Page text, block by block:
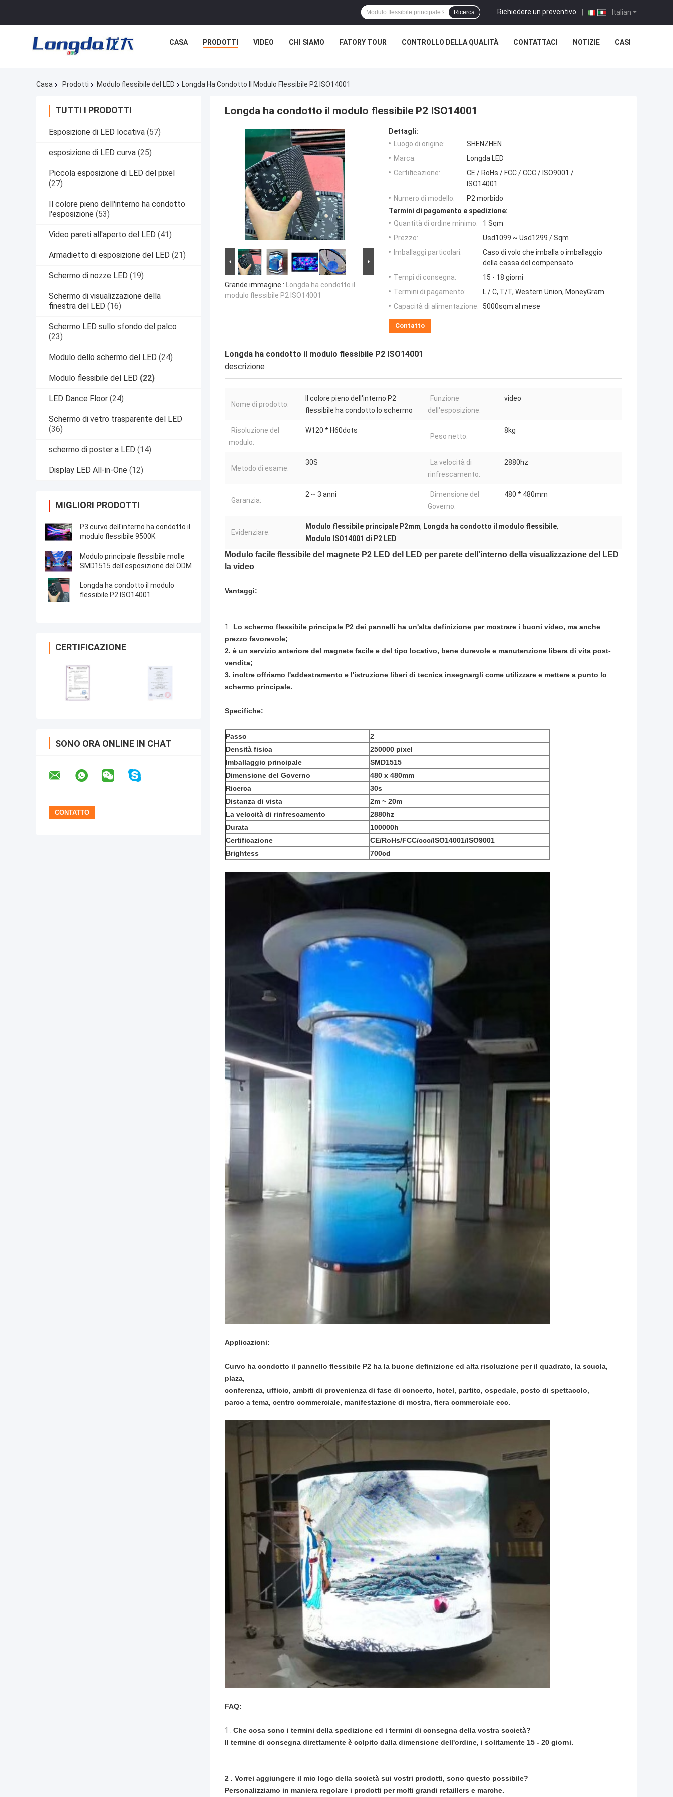
Italian
Richiedere un preventivo |
Ricerca
CASA PRODOTTI VIDEO CHI SIAMO FATORY TOUR CONTROLLO DELLA QUALITÀ CONTATTACI NOTIZIE CASI
Casa Prodotti Modulo flessibile del LED Longda Ha Condotto Il Modulo Flessibile P2 ISO14001
TUTTI I PRODOTTI
Esposizione di LED locativa (57)
esposizione di LED curva (25)
Piccola esposizione di LED del pixel
(27)
Il colore pieno dell'interno ha condotto
l'esposizione (53)
Video pareti all'aperto del LED (41)
Armadietto di esposizione del LED (21)
Schermo di nozze LED (19)
Schermo di visualizzazione della
finestra del LED (16)
Schermo LED sullo sfondo del palco
(23)
Modulo dello schermo del LED (24)
Modulo flessibile del LED (22)
LED Dance Floor (24)
Schermo di vetro trasparente del LED
(36)
schermo di poster a LED (14)
Display LED All-in-One (12)
MIGLIORI PRODOTTI
P3 curvo dell'interno ha condotto il
modulo flessibile 9500K
Modulo principale flessibile molle
SMD1515 dell'esposizione del ODM
Longda ha condotto il modulo
flessibile P2 ISO14001
CERTIFICAZIONE
SONO ORA ONLINE IN CHAT
Longda ha condotto il modulo flessibile P2 ISO14001
Grande immagine : Longda ha condotto il
modulo flessibile P2 ISO14001
Dettagli:
Luogo di origine:
SHENZHEN
Marca:
Longda LED
Certificazione:
CE / RoHs / FCC / CCC / ISO9001 /
ISO14001
Numero di modello:
P2 morbido
Termini di pagamento e spedizione:
Quantità di ordine minimo:
1 Sqm
Prezzo:
Usd1099 ~ Usd1299 / Sqm
Imballaggi particolari:
Caso di volo che imballa o imballaggio
della cassa del compensato
Tempi di consegna:
15 - 18 giorni
Termini di pagamento:
L / C, T/T, Western Union, MoneyGram
Capacità di alimentazione:
5000sqm al mese
Contatto
Longda ha condotto il modulo flessibile P2 ISO14001
descrizione
Nome di prodotto:
Il colore pieno dell'interno P2
flessibile ha condotto lo schermo
Funzione
dell'esposizione:
video
Risoluzione del
modulo:
W120 * H60dots
Peso netto:
8kg
Metodo di esame:
30S
La velocità di
rinfrescamento:
2880hz
Garanzia:
2 ~ 3 anni
Dimensione del
Governo:
480 * 480mm
Evidenziare:
Modulo flessibile principale P2mm, Longda ha condotto il modulo flessibile,
Modulo ISO14001 di P2 LED
Modulo facile flessibile del magnete P2 LED del LED per parete dell'interno della visualizzazione del LED
la video
Vantaggi:
1 . Lo schermo flessibile principale P2 dei pannelli ha un'alta definizione per mostrare i buoni video, ma anche
prezzo favorevole;
2. è un servizio anteriore del magnete facile e del tipo locativo, bene durevole e manutenzione libera di vita post-
vendita;
3. inoltre offriamo l'addestramento e l'istruzione liberi di tecnica insegnargli come utilizzare e mettere a punto lo
schermo principale.
Specifiche:
Passo
2
Densità fisica
250000 pixel
Imballaggio principale
SMD1515
Dimensione del Governo
480 x 480mm
Ricerca
30s
Distanza di vista
2m ~ 20m
La velocità di rinfrescamento
2880hz
Durata
100000h
Certificazione
CE/RoHs/FCC/ccc/ISO14001/ISO9001
Brightess
700cd
Applicazioni:
Curvo ha condotto il pannello flessibile P2 ha la buone definizione ed alta risoluzione per il quadrato, la scuola,
plaza,
conferenza, ufficio, ambiti di provenienza di fase di concerto, hotel, partito, ospedale, posto di spettacolo,
parco a tema, centro commerciale, manifestazione di mostra, fiera commerciale ecc.
FAQ:
1 . Che cosa sono i termini della spedizione ed i termini di consegna della vostra società?
Il termine di consegna direttamente è colpito dalla dimensione dell'ordine, i solitamente 15 - 20 giorni.
2 . Vorrei aggiungere il mio logo della società sui vostri prodotti, sono questo possibile?
Personalizziamo in maniera regolare i prodotti per molti grandi retaillers e marche.